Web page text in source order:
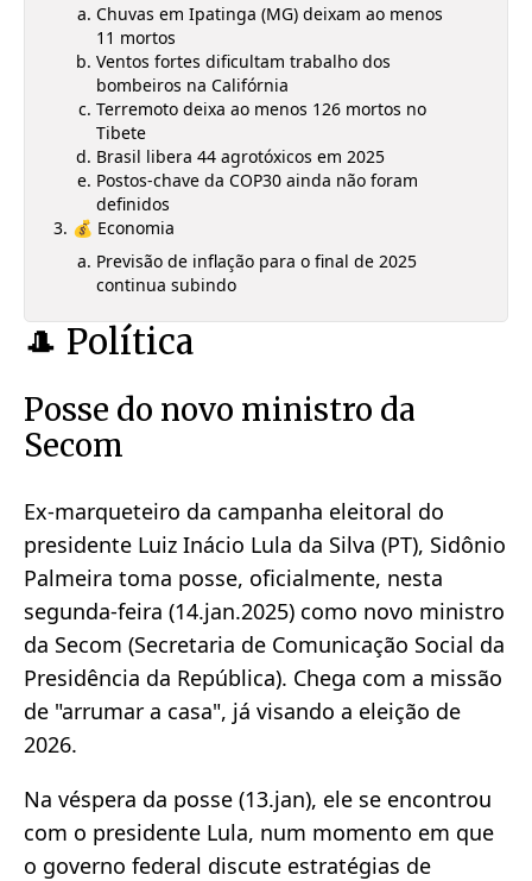
Chuvas em Ipatinga (MG) deixam ao menos
11 mortos
Ventos fortes dificultam trabalho dos
bombeiros na Califórnia
Terremoto deixa ao menos 126 mortos no
Tibete
Brasil libera 44 agrotóxicos em 2025
Postos-chave da COP30 ainda não foram
definidos
💰 Economia
Previsão de inflação para o final de 2025
continua subindo
🎩 Política
Posse do novo ministro da
Secom
Ex-marqueteiro da campanha eleitoral do
presidente Luiz Inácio Lula da Silva (PT), Sidônio
Palmeira toma posse, oficialmente, nesta
segunda-feira (14.jan.2025) como novo ministro
da Secom (Secretaria de Comunicação Social da
Presidência da República). Chega com a missão
de "arrumar a casa", já visando a eleição de
2026.
Na véspera da posse (13.jan), ele se encontrou
com o presidente Lula, num momento em que
o governo federal discute estratégias de